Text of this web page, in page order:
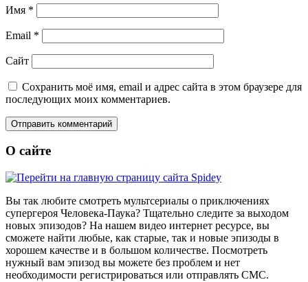
Имя *
Email *
Сайт
Сохранить моё имя, email и адрес сайта в этом браузере для
последующих моих комментариев.
О сайте
Вы так любите смотреть мультсериалы о приключениях
супергероя Человека-Паука? Тщательно следите за выходом
новых эпизодов? На нашем видео интернет ресурсе, вы
сможете найти любые, как старые, так и новые эпизоды в
хорошем качестве и в большом количестве. Посмотреть
нужный вам эпизод вы можете без проблем и нет
необходимости регистрироваться или отправлять СМС.